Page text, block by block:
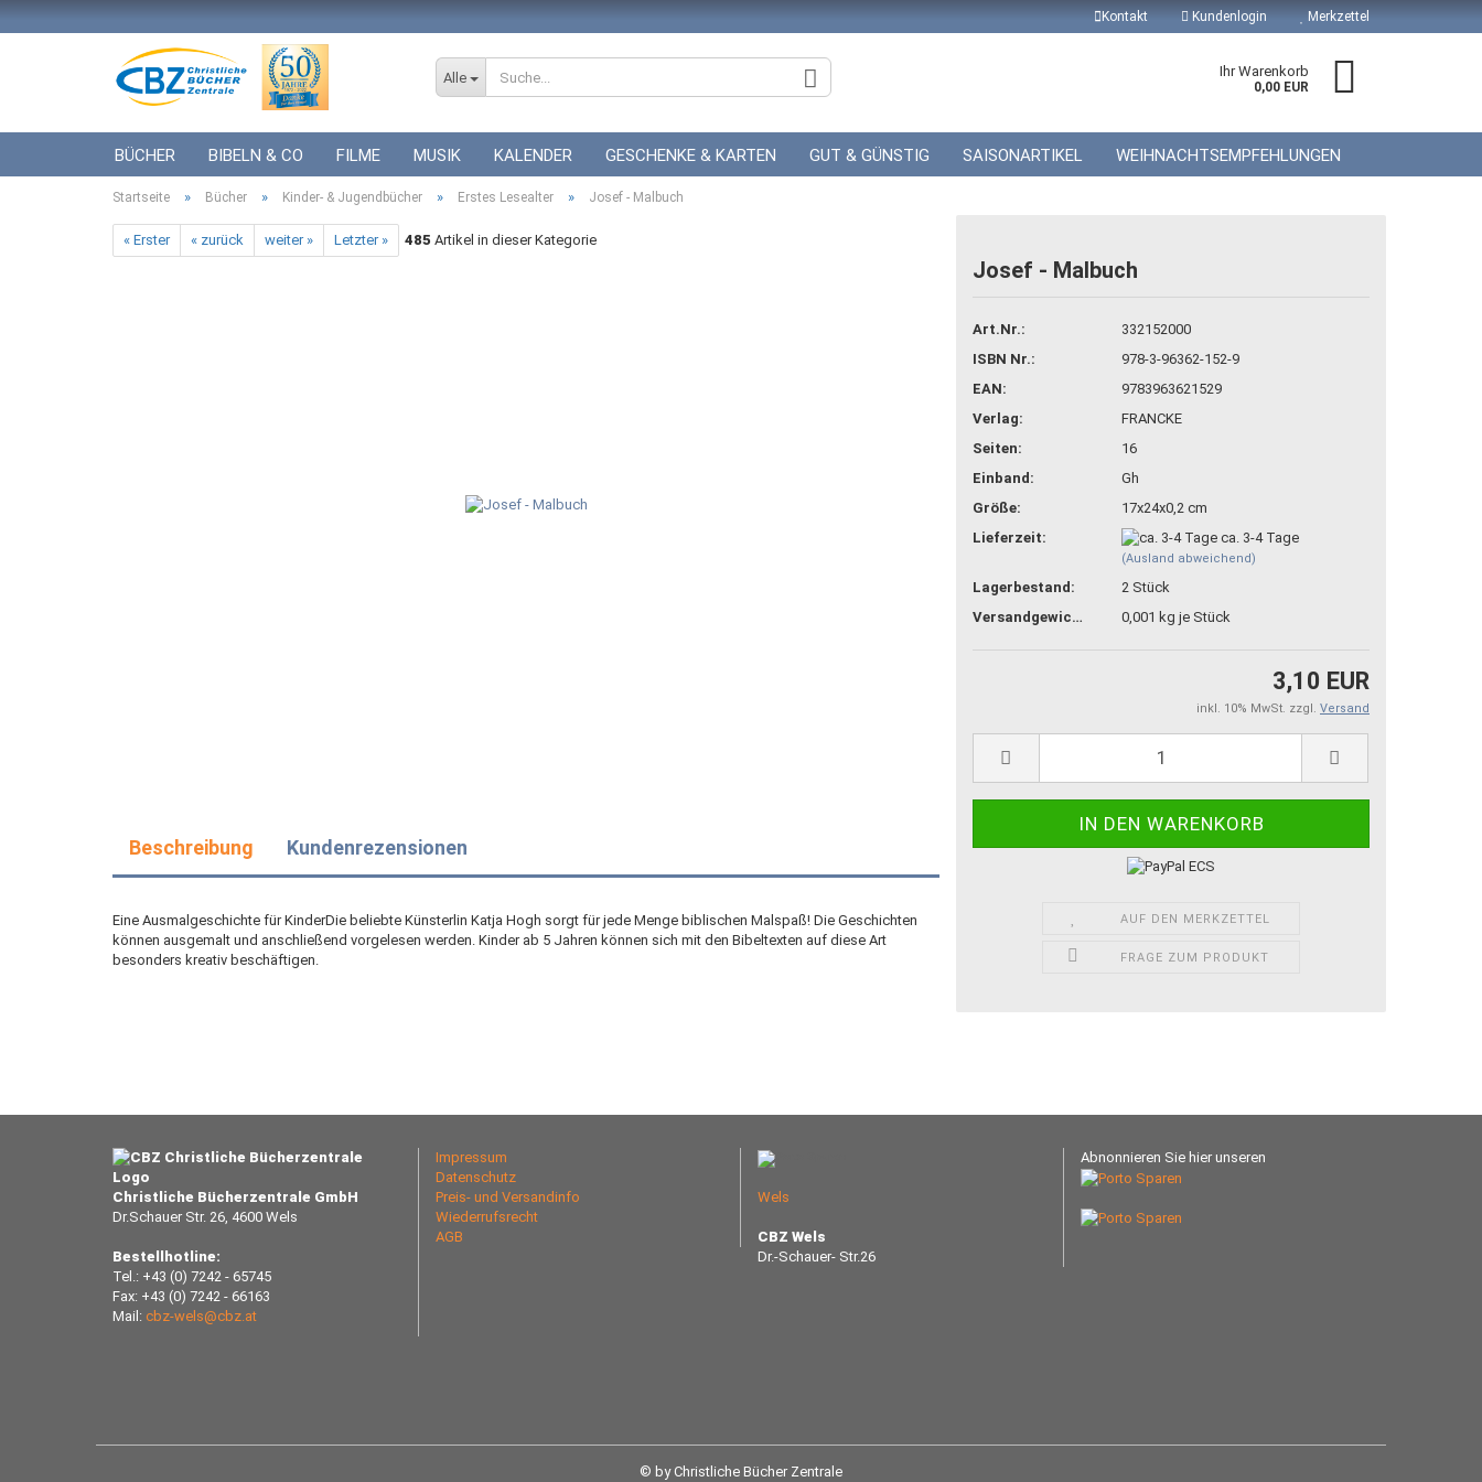
Kontakt Kundenlogin
Konto erstellen
Passwort vergessen?
Merkzettel
Alle Ihr Warenkorb
0,00 EUR
BÜCHER BIBELN & CO FILME MUSIK KALENDER GESCHENKE & KARTEN GUT & GÜNSTIG SAISONARTIKEL WEIHNACHTSEMPFEHLUNGEN
ICF BÜCHER VERSCHIEDENES GESCHENKE ZUR HOCHZEIT GUTSCHEINE
Startseite » Bücher » Kinder- & Jugendbücher » Erstes Lesealter » Josef - Malbuch
« Erster « zurück weiter » Letzter » 485 Artikel in dieser Kategorie
Josef - Malbuch
Art.Nr.:
332152000
ISBN Nr.:
978-3-96362-152-9
EAN:
9783963621529
Verlag:
FRANCKE
Seiten:
16
Einband:
Gh
Größe:
17x24x0,2 cm
Lieferzeit:
ca. 3-4 Tage
(Ausland abweichend)
Lagerbestand: 2 Stück
Versandgewicht:
0,001 kg je Stück
3,10 EUR
inkl. 10% MwSt. zzgl. Versand
AUF DEN MERKZETTEL
FRAGE ZUM PRODUKT
Beschreibung Kundenrezensionen
Eine Ausmalgeschichte für KinderDie beliebte Künsterlin Katja Hogh sorgt für jede Menge biblischen Malspaß! Die Geschichten
können ausgemalt und anschließend vorgelesen werden. Kinder ab 5 Jahren können sich mit den Bibeltexten auf diese Art
besonders kreativ beschäftigen.
Christliche Bücherzentrale GmbH
Dr.Schauer Str. 26, 4600 Wels
Bestellhotline:
Tel.: +43 (0) 7242 - 65745
Fax: +43 (0) 7242 - 66163
Mail: cbz-wels@cbz.at
Impressum
Datenschutz
Preis- und Versandinfo
Wiederrufsrecht
AGB
Wels
CBZ Wels
Dr.-Schauer- Str.26
Abnonnieren Sie hier unseren
© by Christliche Bücher Zentrale